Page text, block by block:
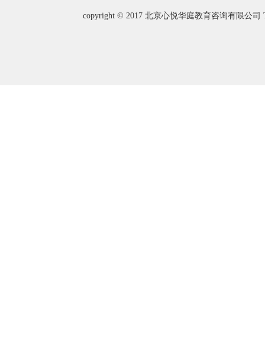
copyright © 2017 北京心悦华庭教育咨询有限公司